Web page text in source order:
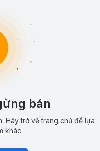
bán
Hãy trở về trang chủ để lựa
khác.